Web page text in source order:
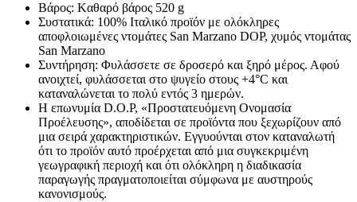
Βάρος: Kαθαρό βάρος 520 g
Συστατικά: 100% Ιταλικό προϊόν με ολόκληρες
αποφλοιωμένες ντομάτες San Marzano DOP, χυμός ντομάτας
San Marzano
Συντήρηση: Φυλάσσετε σε δροσερό και ξηρό μέρος. Αφού
ανοιχτεί, φυλάσσεται στο ψυγείο στους +4°C και
καταναλώνεται το πολύ εντός 3 ημερών.
Η επωνυμία D.O.P, «Προστατευόμενη Ονομασία
Προέλευσης», αποδίδεται σε προϊόντα που ξεχωρίζουν από
μια σειρά χαρακτηριστικών. Εγγυούνται στον καταναλωτή
ότι το προϊόν αυτό προέρχεται από μια συγκεκριμένη
γεωγραφική περιοχή και ότι ολόκληρη η διαδικασία
παραγωγής πραγματοποιείται σύμφωνα με αυστηρούς
κανονισμούς.